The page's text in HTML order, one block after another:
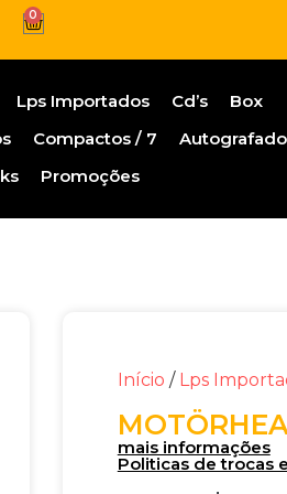
0
Lps Importados Cd’s
Box
Compactos / 7
Promoções
Início / Lps
mais informações
Politicas de trocas